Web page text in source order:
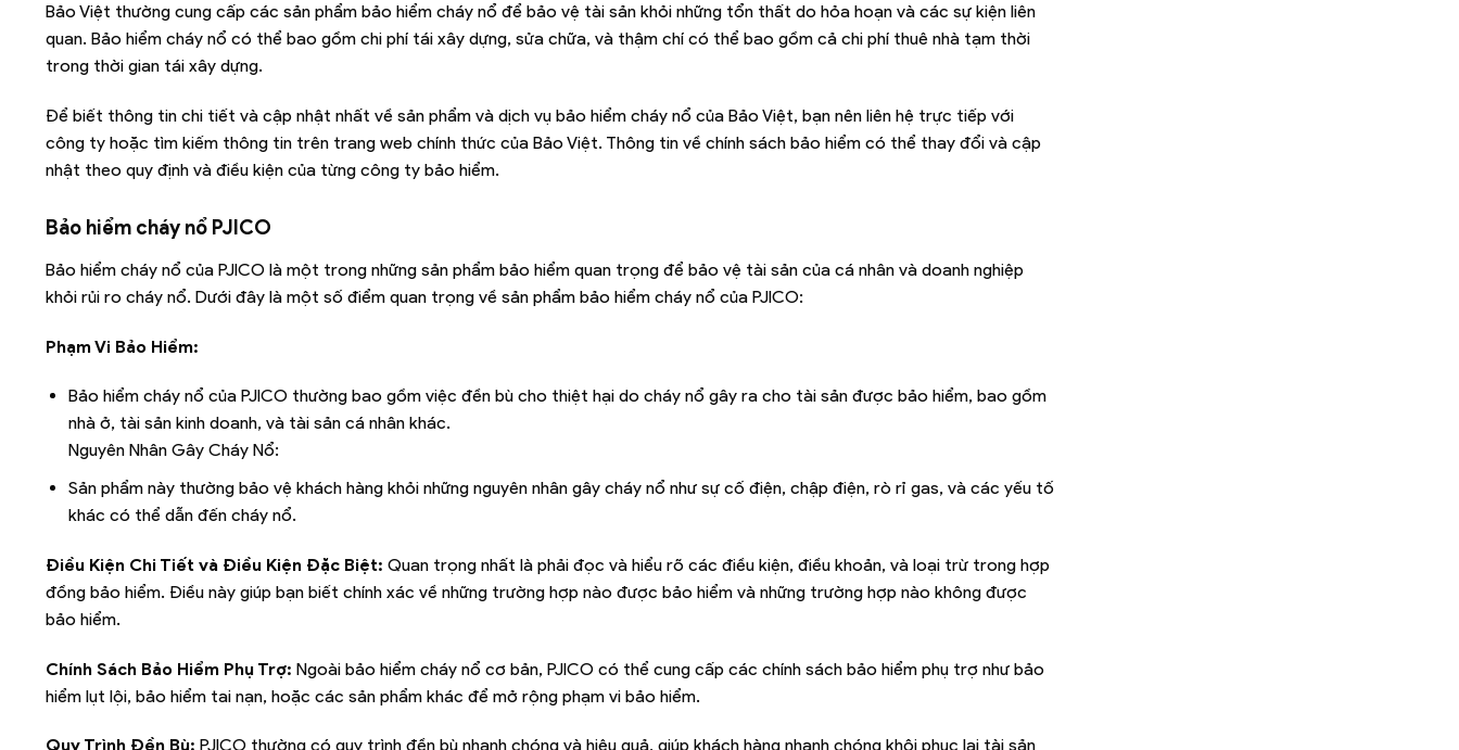
Bảo Việt thường cung cấp các sản phẩm bảo hiểm cháy nổ để bảo vệ tài sản khỏi những tổn thất do hỏa hoạn và các sự kiện liên
quan. Bảo hiểm cháy nổ có thể bao gồm chi phí tái xây dựng, sửa chữa, và thậm chí có thể bao gồm cả chi phí thuê nhà tạm thời
trong thời gian tái xây dựng.
Để biết thông tin chi tiết và cập nhật nhất về sản phẩm và dịch vụ bảo hiểm cháy nổ của Bảo Việt, bạn nên liên hệ trực tiếp với
công ty hoặc tìm kiếm thông tin trên trang web chính thức của Bảo Việt. Thông tin về chính sách bảo hiểm có thể thay đổi và cập
nhật theo quy định và điều kiện của từng công ty bảo hiểm.
Bảo hiểm cháy nổ PJICO
Bảo hiểm cháy nổ của PJICO là một trong những sản phẩm bảo hiểm quan trọng để bảo vệ tài sản của cá nhân và doanh nghiệp
khỏi rủi ro cháy nổ. Dưới đây là một số điểm quan trọng về sản phẩm bảo hiểm cháy nổ của PJICO:
Phạm Vi Bảo Hiểm:
Bảo hiểm cháy nổ của PJICO thường bao gồm việc đền bù cho thiệt hại do cháy nổ gây ra cho tài sản được bảo hiểm, bao gồm
nhà ở, tài sản kinh doanh, và tài sản cá nhân khác.
Nguyên Nhân Gây Cháy Nổ:
Sản phẩm này thường bảo vệ khách hàng khỏi những nguyên nhân gây cháy nổ như sự cố điện, chập điện, rò rỉ gas, và các yếu tố
khác có thể dẫn đến cháy nổ.
Điều Kiện Chi Tiết và Điều Kiện Đặc Biệt: Quan trọng nhất là phải đọc và hiểu rõ các điều kiện, điều khoản, và loại trừ trong hợp
đồng bảo hiểm. Điều này giúp bạn biết chính xác về những trường hợp nào được bảo hiểm và những trường hợp nào không được
bảo hiểm.
Chính Sách Bảo Hiểm Phụ Trợ: Ngoài bảo hiểm cháy nổ cơ bản, PJICO có thể cung cấp các chính sách bảo hiểm phụ trợ như bảo
hiểm lụt lội, bảo hiểm tai nạn, hoặc các sản phẩm khác để mở rộng phạm vi bảo hiểm.
Quy Trình Đền Bù: PJICO thường có quy trình đền bù nhanh chóng và hiệu quả, giúp khách hàng nhanh chóng khôi phục lại tài sản